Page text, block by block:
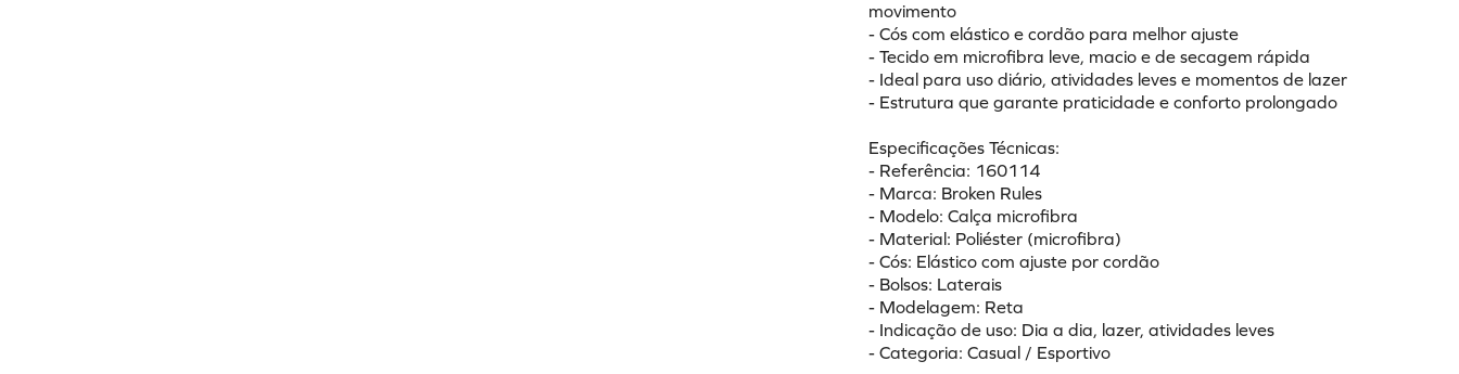
movimento
- Cós com elástico e cordão para melhor ajuste
- Tecido em microfibra leve, macio e de secagem rápida
- Ideal para uso diário, atividades leves e momentos de lazer
- Estrutura que garante praticidade e conforto prolongado
Especificações Técnicas:
- Referência: 160114
- Marca: Broken Rules
- Modelo: Calça microfibra
- Material: Poliéster (microfibra)
- Cós: Elástico com ajuste por cordão
- Bolsos: Laterais
- Modelagem: Reta
- Indicação de uso: Dia a dia, lazer, atividades leves
- Categoria: Casual / Esportivo